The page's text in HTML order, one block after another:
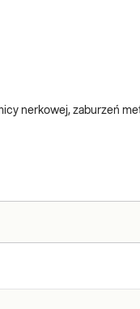
nerkowej, zaburzeń